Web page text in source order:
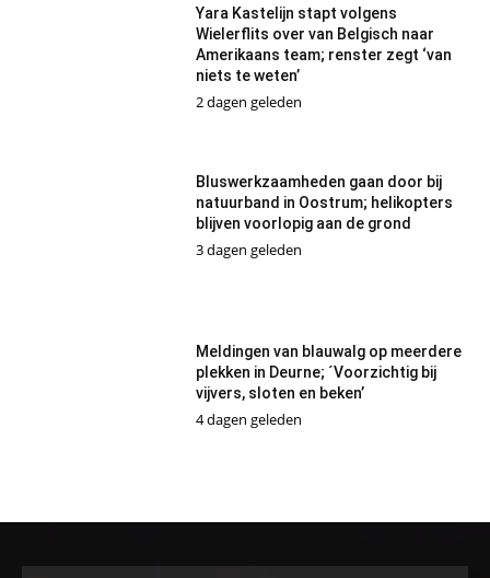
Yara Kastelijn stapt volgens
Wielerflits over van Belgisch naar
Amerikaans team; renster zegt ‘van
niets te weten’
2 dagen geleden
Bluswerkzaamheden gaan door bij
natuurband in Oostrum; helikopters
blijven voorlopig aan de grond
3 dagen geleden
Meldingen van blauwalg op meerdere
plekken in Deurne; ´Voorzichtig bij
vijvers, sloten en beken’
4 dagen geleden